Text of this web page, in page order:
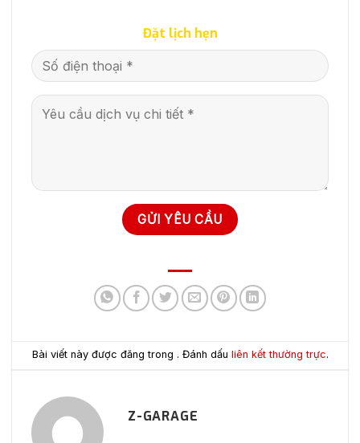
Đặt lịch hẹn
Bài viết này được đăng trong . Đánh dấu liên kết thường trực.
Z-GARAGE